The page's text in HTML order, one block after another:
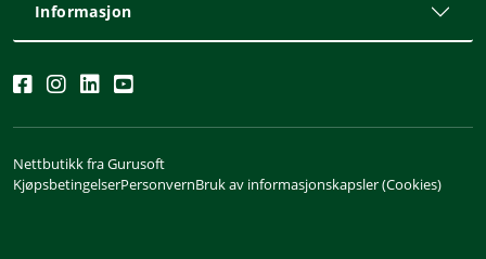
Informasjon
Nettbutikk fra Gurusoft
KjøpsbetingelserPersonvernBruk av informasjonskapsler (Cookies)